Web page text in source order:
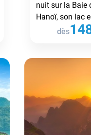
nuit sur la Baie
Hanoï, son lac
dès